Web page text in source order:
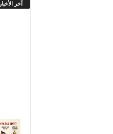
آخر الأخبار